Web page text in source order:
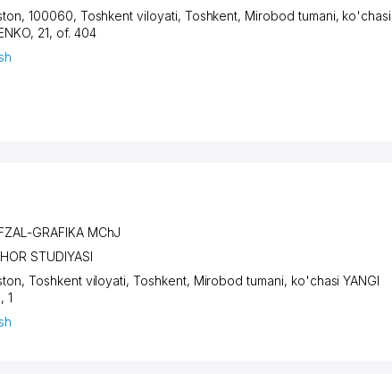
100060, Toshkent viloyati, Toshkent, Mirobod tumani, ko'chasi
, 21, of. 404
GRAFIKA MChJ
STUDIYASI
Toshkent viloyati,Toshkent, Mirobod tumani, ko'chasi YANGI
1